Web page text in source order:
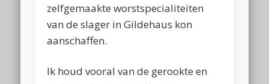
zelfgemaakte worstspecialiteiten
van de slager in Gildehaus kon
aanschaffen.
Ik houd vooral van de gerookte en